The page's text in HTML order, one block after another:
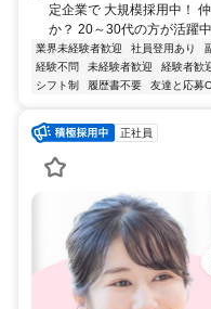
定企業で 大規模採用中！
か？ 20～30代の方が活躍
業界未経験者歓迎 社員登用あり
経験不問
未経験者歓迎 経験者歓
シフト制
履歴書不要 友達と応募
正社員